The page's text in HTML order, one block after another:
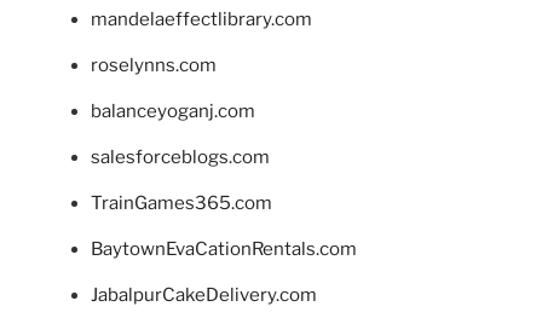
mandelaeffectlibrary.com
roselynns.com
balanceyoganj.com
salesforceblogs.com
TrainGames365.com
BaytownEvaCationRentals.com
JabalpurCakeDelivery.com